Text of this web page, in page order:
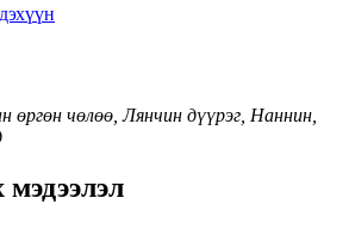
өргөн чөлөө, Лянчин дүүрэг, Наннин,